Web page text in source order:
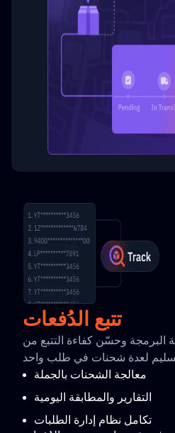
تتبع الدُفعات
البرمجة وحسّن كفاءة التتبع من
لعدة شحنات في طلب واحد
معالجة الشحنات بالجملة
التقارير والمطابقة اليومية
تكامل نظام إدارة الطلبات